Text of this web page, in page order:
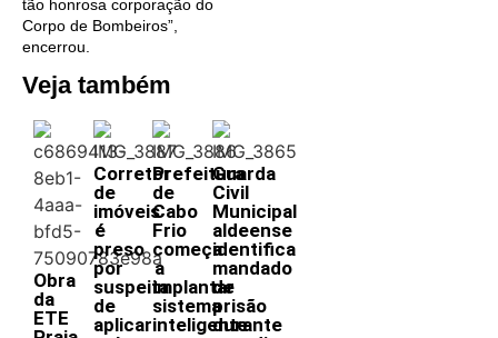
tão honrosa corporação do
Corpo de Bombeiros”,
encerrou.
Veja também
Obra
da
ETE
Corretor
de
imóveis
é
preso
por
suspeita
de
aplicar
Prefeitura
de
Cabo
Frio
começa
a
implantar
sistema
inteligente
Guarda
Civil
Municipal
aldeense
identifica
mandado
de
prisão
durante